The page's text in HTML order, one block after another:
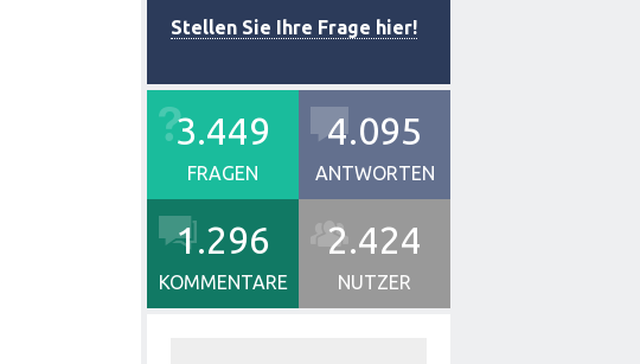
Stellen Sie Ihre Frage hier!
3.449
FRAGEN
4.095
ANTWORTEN
1.296
KOMMENTARE
2.424
NUTZER